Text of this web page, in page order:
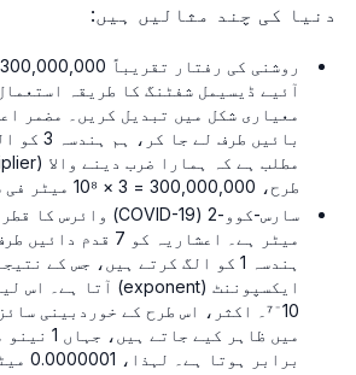
دنیا کی چند مثالیں ہیں:
آئیے ڈیسیمل شفٹنگ کا طریقہ
بائیں طرف
طرح، 300,000,000 = 3 × 10⁸ میٹر فی سیکنڈ ہے۔
میٹر ہے۔ اعشاریہ کو